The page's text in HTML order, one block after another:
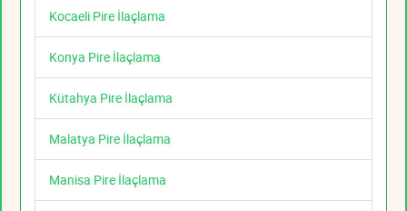
Kocaeli Pire İlaçlama
Konya Pire İlaçlama
Kütahya Pire İlaçlama
Malatya Pire İlaçlama
Manisa Pire İlaçlama